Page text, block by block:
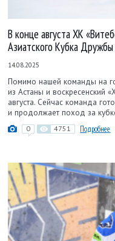
В конце августа ХК
Азиатского Кубка Дружбы
14.08.2025
Помимо нашей команды на
из Астаны и воскресенский
августа. Сейчас команда
и продолжает поход за
0 4751 Подробнее